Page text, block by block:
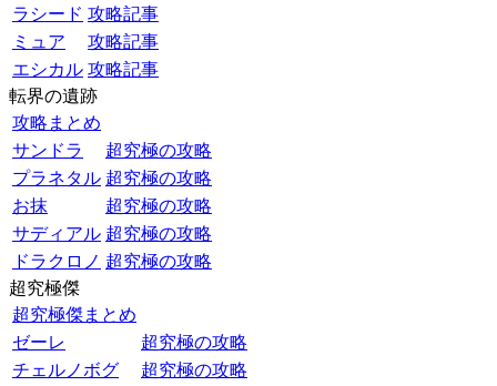
ラシード 攻略記事
ミュア
攻略記事
エシカル 攻略記事
転界の遺跡
攻略まとめ
サンドラ
超究極の攻略
プラネタル 超究極の攻略
お抹
超究極の攻略
サディアル 超究極の攻略
ドラクロノ 超究極の攻略
超究極傑
超究極傑まとめ
ゼーレ
超究極の攻略
チェルノボグ
超究極の攻略